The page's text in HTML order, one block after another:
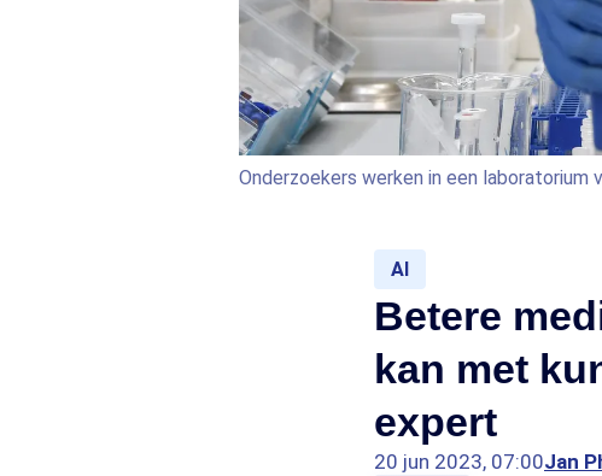
Onderzoekers werken in een laboratorium
AI
Betere
kan met
expert
20 jun 2023, 07:00Jan